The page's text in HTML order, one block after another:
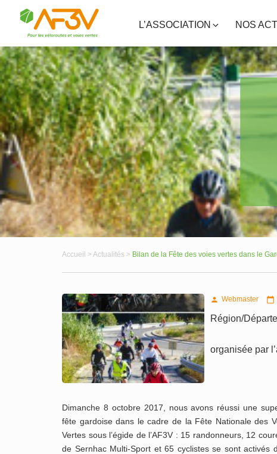
L’ASSOCIATION NOS
Accueil > Actualités > Bilan de la Fête des voies vertes dans le
 Webmaster 
Région/
organisée par
Dimanche 8 octobre 2017, nous avons réussi une
fête gardoise dans le cadre de la Fête Nationale des
Vertes sous l’égide de l’AF3V : 15 randonneurs, 12
de Sernhac Multi-Sport et 65 cyclistes se sont activés